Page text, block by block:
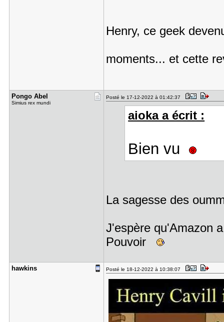
Henry, ce geek
moments... et cette
Pongo Abel
Simius rex mundi
Posté le 17-12-2022 à 01:42:37
aioka a écrit :
Bien vu
La sagesse des
J'espère qu'Amazon
Pouvoir
hawkins Posté le 18-12-2022 à 10:38:07